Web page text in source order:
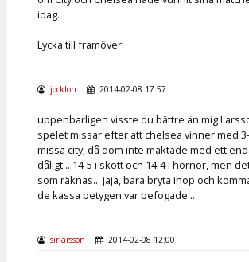
idag.
Lycka till framöver!
jocklon 2014-02-08 17:57
uppenbarligen visste du bättre än mig
spelet missar efter att chelsea vinner med
missa city, då dom inte mäktade med ett
dåligt... 14-5 i skott och 14-4 i hörnor, men
som räknas... jaja, bara bryta ihop och
de kassa betygen var befogade...
sirlarsson 2014-02-08 12:00